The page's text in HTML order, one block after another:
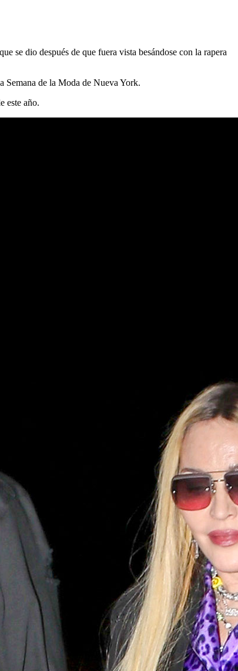
se dio después de que fuera vista besándose con la rapera
Semana de la Moda de Nueva York.
este año.